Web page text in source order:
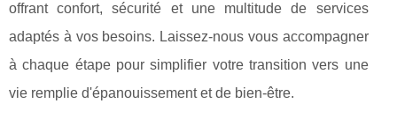
offrant confort, sécurité et une multitude de services
adaptés à vos besoins. Laissez-nous vous accompagner
à chaque étape pour simplifier votre transition vers une
vie remplie d'épanouissement et de bien-être.